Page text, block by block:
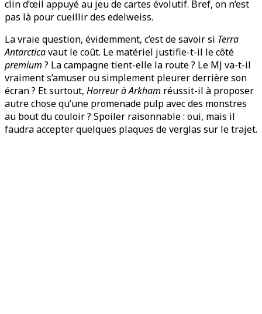
clin d’œil appuyé au jeu de cartes évolutif. Bref, on n’est
pas là pour cueillir des edelweiss.
La vraie question, évidemment, c’est de savoir si Terra
Antarcticavaut le coût. Le matériel justifie-t-il le côté
premium ? La campagne tient-elle la route ? Le MJ va-t-il
vraiment s’amuser ou simplement pleurer derrière son
écran ? Et surtout, Horreur à Arkham réussit-il à proposer
autre chose qu’une promenade pulp avec des monstres
au bout du couloir ? Spoiler raisonnable : oui, mais il
faudra accepter quelques plaques de verglas sur le trajet.